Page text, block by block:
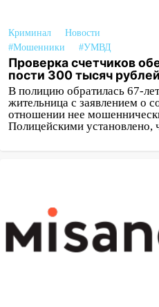
Криминал
Новости
#Мошенники
#УМВД
Проверка счетчиков
пости 300 тысяч рублей
В полицию обратилась 67-
жительница с заявлением о
отношении нее
Полицейскими установлено,